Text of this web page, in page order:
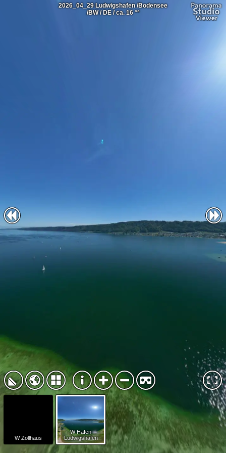
W Zollhaus
W Hafen
Ludwigshafen
2026_04_29 Ludwigshafen /Bodensee
/BW / DE / ca. 16 °°